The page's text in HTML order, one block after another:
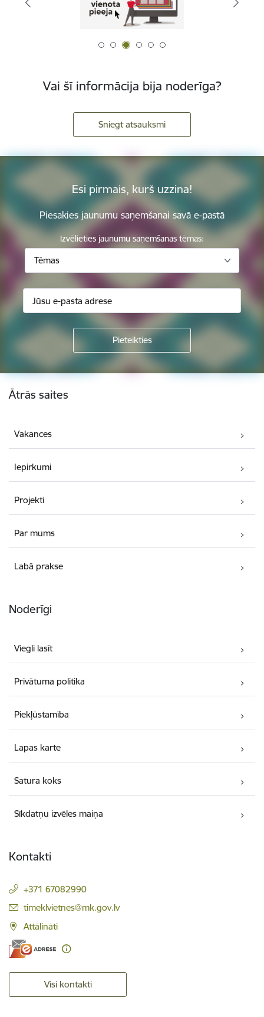
Vai šī informācija bija noderīga?
Sniegt atsauksmi
Esi pirmais, kurš uzzina!
Piesakies jaunumu saņemšanai savā e-pastā
Izvēlieties jaunumu saņemšanas tēmas:
Tēmas
Kājene
Ātrās saites
Vakances
Iepirkumi
Projekti
Par mums
Labā prakse
Noderīgi
Viegli lasīt
Privātuma politika
Piekļūstamība
Lapas karte
Satura koks
Sīkdatņu izvēles maiņa
Kontakti
+371 67082990
E-pasts:
timeklvietnes@mk.gov.lv
Attālināti
Visi kontakti